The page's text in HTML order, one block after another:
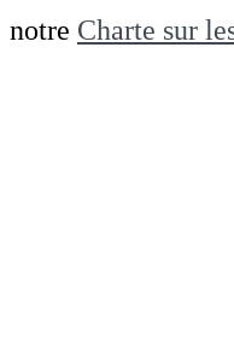
notre Charte sur